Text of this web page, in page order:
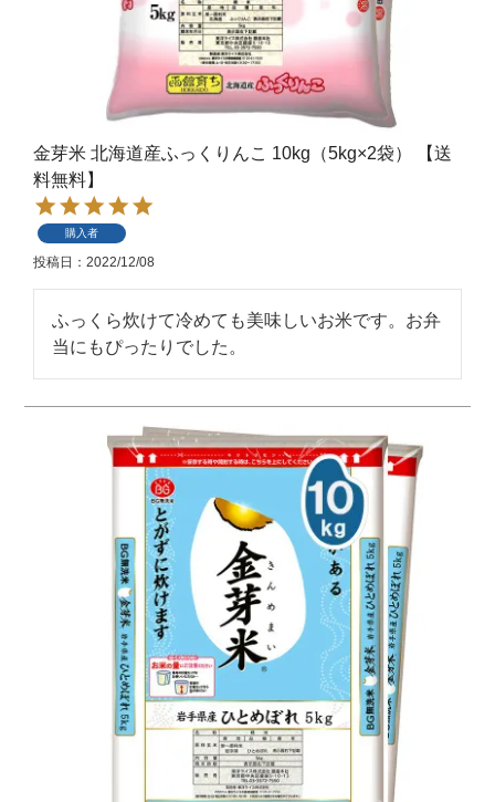
金芽米 北海道産ふっくりんこ 10kg（5kg×2袋） 【送
料無料】
購入者
投稿日 2022/12/08
ふっくら炊けて冷めても美味しいお米です。お弁
当にもぴったりでした。